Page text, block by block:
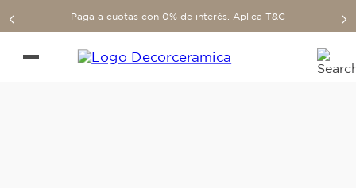
Paga a cuotas con 0% de interés. Aplica T&C